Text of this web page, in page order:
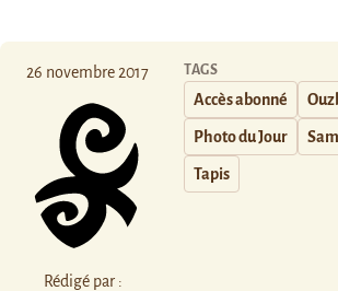
26 novembre 2017
Rédigé par :
TAGS
Accès abonné
Photo du Jour
Tapis